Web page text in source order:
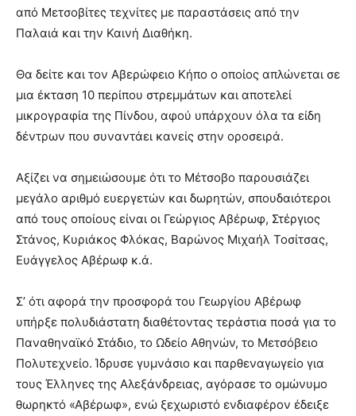
από Μετσοβίτες τεχνίτες με παραστάσεις από την
Παλαιά και την Καινή Διαθήκη.
Θα δείτε και τον Αβερώφειο Κήπο ο οποίος απλώνεται σε
μια έκταση 10 περίπου στρεμμάτων και αποτελεί
μικρογραφία της Πίνδου, αφού υπάρχουν όλα τα είδη
δέντρων που συναντάει κανείς στην οροσειρά.
Αξίζει να σημειώσουμε ότι το Μέτσοβο παρουσιάζει
μεγάλο αριθμό ευεργετών και δωρητών, σπουδαιότεροι
από τους οποίους είναι οι Γεώργιος Αβέρωφ, Στέργιος
Στάνος, Κυριάκος Φλόκας, Βαρώνος Μιχαήλ Τοσίτσας,
Ευάγγελος Αβέρωφ κ.ά.
Σ’ ότι αφορά την προσφορά του Γεωργίου Αβέρωφ
υπήρξε πολυδιάστατη διαθέτοντας τεράστια ποσά για το
Παναθηναϊκό Στάδιο, το Ωδείο Αθηνών, το Μετσόβειο
Πολυτεχνείο. Ίδρυσε γυμνάσιο και παρθεναγωγείο για
τους Έλληνες της Αλεξάνδρειας, αγόρασε το ομώνυμο
θωρηκτό «Αβέρωφ», ενώ ξεχωριστό ενδιαφέρον έδειξε